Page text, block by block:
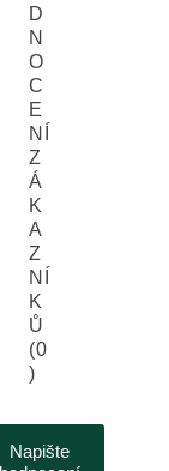
D
N
O
C
E
NÍ
Z
Á
K
A
Z
NÍ
K
Ů
(0
)
Napište